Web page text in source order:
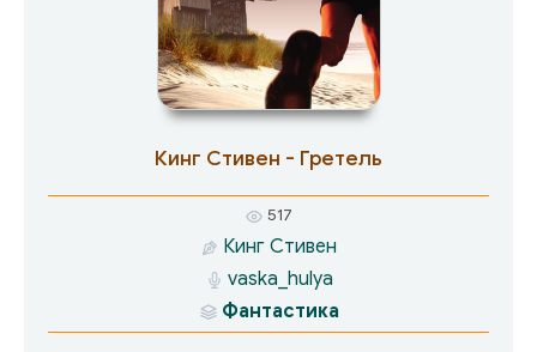
Кинг Стивен - Гретель
517
Кинг Стивен
vaska_hulya
Фантастика